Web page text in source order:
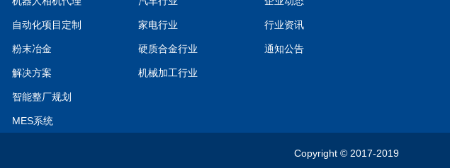
自动化项目定制
粉末冶金
解决方案
智能整厂规划
MES系统
家电行业
硬质合金行业
机械加工行业
行业资讯
通知公告
Copyright © 2017-2019